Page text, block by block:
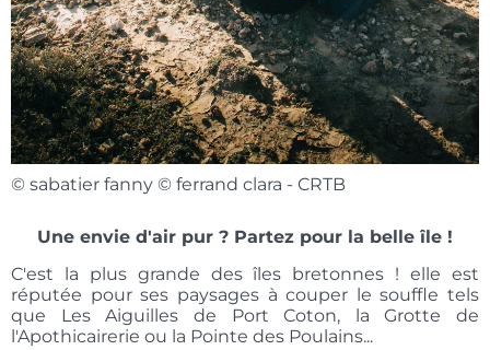
© sabatier fanny © ferrand clara - CRTB
Une envie d'air pur ? Partez pour la belle île !
C'est la plus grande des îles bretonnes ! elle est
réputée pour ses paysages à couper le souffle tels
que Les Aiguilles de Port Coton, la Grotte de
l'Apothicairerie ou la Pointe des Poulains...